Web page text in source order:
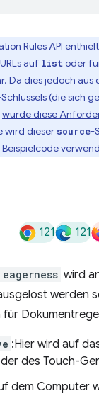
Rules API
auf listoder
Da dies jedoch aus
(die sich
wurde diese
wird dieser source-
121 121
eagerness wird
werden
:Hier wird auf
des Touch-
dem Computer